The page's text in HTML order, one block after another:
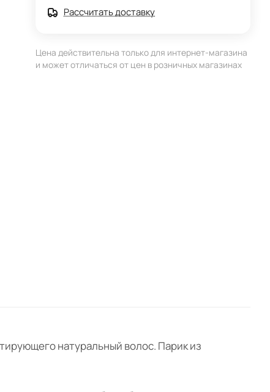
Рассчитать доставку
Цена действительна только для интернет-магазина
и может отличаться от цен в розничных магазинах
натуральный волос. Парик из